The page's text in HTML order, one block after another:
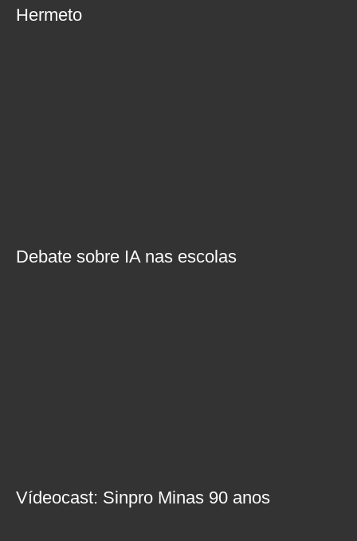
Hermeto
Debate sobre IA nas escolas
Vídeocast: Sinpro Minas 90 anos